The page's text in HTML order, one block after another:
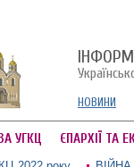
НОВИНИ
УГКЦ ЄПАРХІЇ ТА